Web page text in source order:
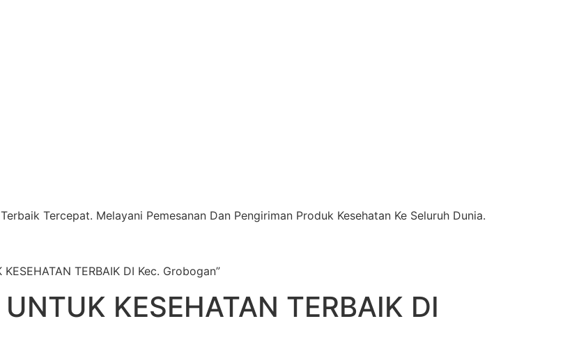
Tercepat. Melayani Pemesanan Dan Pengiriman Produk Kesehatan Ke Seluruh Dunia.
TERBAIK DI Kec. Grobogan”
KESEHATAN TERBAIK DI